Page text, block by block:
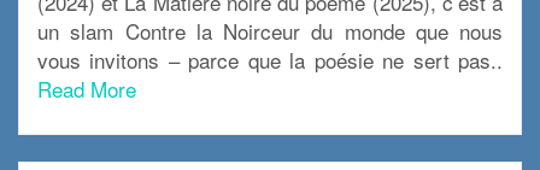
un slam Contre la Noirceur du monde que nous
vous invitons – parce que la poésie ne sert pas..
Read More